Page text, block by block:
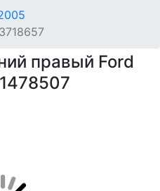
3718657
правый Ford